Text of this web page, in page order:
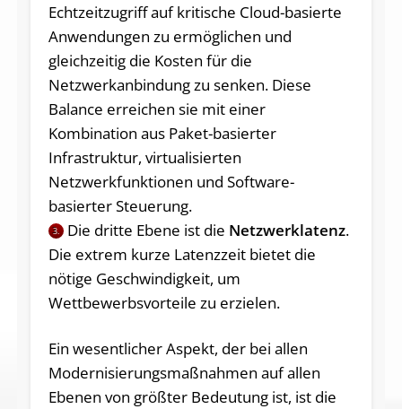
Echtzeitzugriff auf kritische Cloud-basierte
Anwendungen zu ermöglichen und
gleichzeitig die Kosten für die
Netzwerkanbindung zu senken. Diese
Balance erreichen sie mit einer
Kombination aus Paket-basierter
Infrastruktur, virtualisierten
Netzwerkfunktionen und Software-
basierter Steuerung.
3. Die dritte Ebene ist die Netzwerklatenz.
Die extrem kurze Latenzzeit bietet die
nötige Geschwindigkeit, um
Wettbewerbsvorteile zu erzielen.
Ein wesentlicher Aspekt, der bei allen
Modernisierungsmaßnahmen auf allen
Ebenen von größter Bedeutung ist, ist die